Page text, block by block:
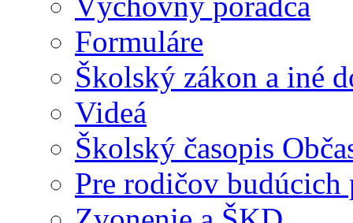
Formuláre
Školský zákon a iné
Videá
Školský časopis
Pre rodičov budúcich